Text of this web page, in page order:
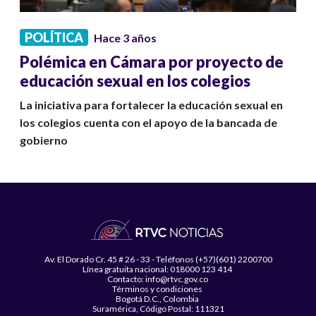
POLÍTICA Hace 3 años
Polémica en Cámara por proyecto de
educación sexual en los colegios
La iniciativa para fortalecer la educación sexual en
los colegios cuenta con el apoyo de la bancada de
gobierno
Av. El Dorado Cr. 45 # 26 - 33 - Teléfonos (+57)(601) 2200700
Línea gratuita nacional: 018000 123 414
Contacto: info@rtvc.gov.co
Términos y condiciones
Bogotá D.C., Colombia
Suramérica, Código Postal: 111321